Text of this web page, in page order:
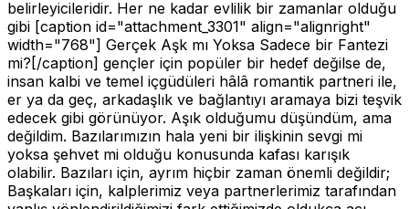
belirleyicileridir. Her ne kadar evlilik bir zamanlar olduğu
gibi [caption id="attachment_3301" align="alignright"
width="768"] Gerçek Aşk mı Yoksa Sadece bir Fantezi
mi?[/caption] gençler için popüler bir hedef değilse de,
insan kalbi ve temel içgüdüleri hâlâ romantik partneri ile,
er ya da geç, arkadaşlık ve bağlantıyı aramaya bizi teşvik
edecek gibi görünüyor. Aşık olduğumu düşündüm, ama
değildim. Bazılarımızın hala yeni bir ilişkinin sevgi mi
yoksa şehvet mi olduğu konusunda kafası karışık
olabilir. Bazıları için, ayrım hiçbir zaman önemli değildir;
Başkaları için, kalplerimiz veya partnerlerimiz tarafından